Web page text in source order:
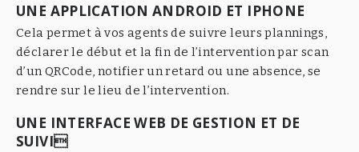
UNE APPLICATION ANDROID ET IPHONE
Cela permet à vos agents de suivre leurs plannings,
déclarer le début et la fin de l’intervention par scan
d’un QRCode, notifier un retard ou une absence, se
rendre sur le lieu de l’intervention.
UNE INTERFACE WEB DE GESTION ET DE
SUIVI